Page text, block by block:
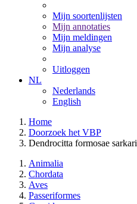
Mijn soortenlijsten
Mijn annotaties
Mijn meldingen
Mijn analyse
Uitloggen
NL
Nederlands
English
Home
Doorzoek het VBP
Dendrocitta formosae sarkari
Animalia
Chordata
Aves
Passeriformes